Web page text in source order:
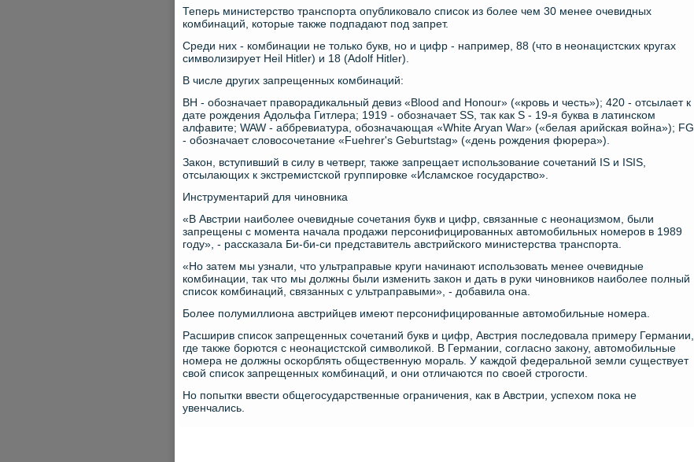
Теперь министерство транспорта опубликовало список из более чем 30 менее очевидных
комбинаций, которые также подпадают под запрет.
Среди них - комбинации не только букв, но и цифр - например, 88 (что в неонацистских кругах
символизирует Heil Hitler) и 18 (Adolf Hitler).
В числе других запрещенных комбинаций:
BH - обозначает праворадикальный девиз «Blood and Honour» («кровь и честь»); 420 - отсылает к
дате рождения Адольфа Гитлера; 1919 - обозначает SS, так как S - 19-я буква в латинском
алфавите; WAW - аббревиатура, обозначающая «White Aryan War» («белая арийская война»); FG
- обозначает словосочетание «Fuehrer's Geburtstag» («день рождения фюрера»).
Закон, вступивший в силу в четверг, также запрещает использование сочетаний IS и ISIS,
отсылающих к экстремистской группировке «Исламское государство».
Инструментарий для чиновника
«В Австрии наиболее очевидные сочетания букв и цифр, связанные с неонацизмом, были
запрещены с момента начала продажи персонифицированных автомобильных номеров в 1989
году», - рассказала Би-би-си представитель австрийского министерства транспорта.
«Но затем мы узнали, что ультраправые круги начинают использовать менее очевидные
комбинации, так что мы должны были изменить закон и дать в руки чиновников наиболее полный
список комбинаций, связанных с ультраправыми», - добавила она.
Более полумиллиона австрийцев имеют персонифицированные автомобильные номера.
Расширив список запрещенных сочетаний букв и цифр, Австрия последовала примеру Германии,
где также борются с неонацистской символикой. В Германии, согласно закону, автомобильные
номера не должны оскорблять общественную мораль. У каждой федеральной земли существует
свой список запрещенных комбинаций, и они отличаются по своей строгости.
Но попытки ввести общегосударственные ограничения, как в Австрии, успехом пока не
увенчались.